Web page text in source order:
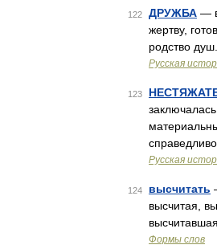
122 ДРУЖБА —
жертву,
родство
Русская
123
Русская
124 высчитать
высчитая,
Формы слов